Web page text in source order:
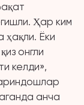
Ҳар ким
ҳақли. Ёки
онгли
келди»,
анча